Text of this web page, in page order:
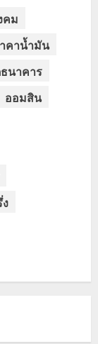
คม
คาน้ำมัน
นาคาร
ออมสิน